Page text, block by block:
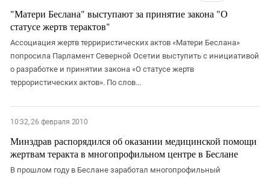
"Матери Беслана" выступают за принятие закона "О
статусе жертв терактов"
Ассоциация жертв терриристических актов «Матери Беслана»
попросила Парламент Северной Осетии выступить с инициативой
о разработке и принятии закона «О статусе жертв
террористических актов». По слов...
10:32, 26 февраля 2010
Минздрав распорядился об оказании медицинской помощи
жертвам теракта в многопрофильном центре в Беслане
В прошлом году в Беслане заработал многопрофильный